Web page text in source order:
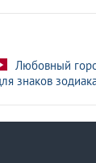
Любовный
знаков